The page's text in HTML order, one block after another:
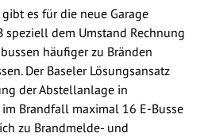
es für die neue Garage
speziell dem Umstand Rechnung
häufiger zu Bränden
Der Baseler Lösungsansatz
der Abstellanlage in
Brandfall maximal 16 E-Busse
zu Brandmelde- und